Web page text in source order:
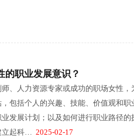
的职业发展意识？
、人力资源专家或成功的职场女性
包括个人的兴趣、技能、价值观和职
发展计划；以及如何进行职业路径
立起科… 2025-02-17